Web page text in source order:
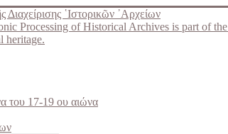
Processing of Historical Archives is part of
heritage.
του 17-19 ου αιώνα